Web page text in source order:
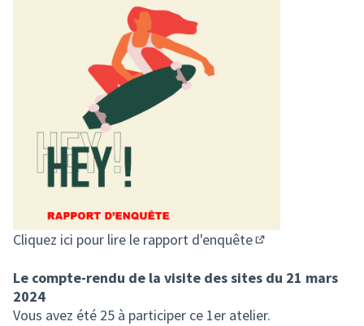
Cliquez ici pour lire le rapport d'enquête
Le compte-rendu de la visite des sites du 21 mars
2024
Vous avez été 25 à participer ce 1er atelier.